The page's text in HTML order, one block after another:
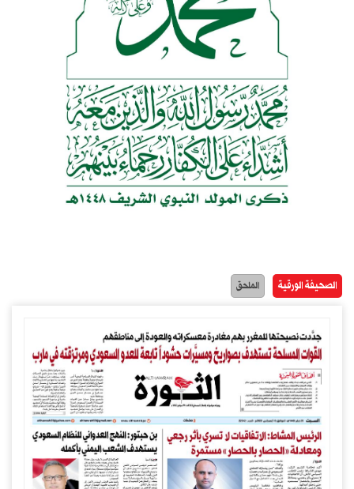
الصحيفة الورقية الملحق